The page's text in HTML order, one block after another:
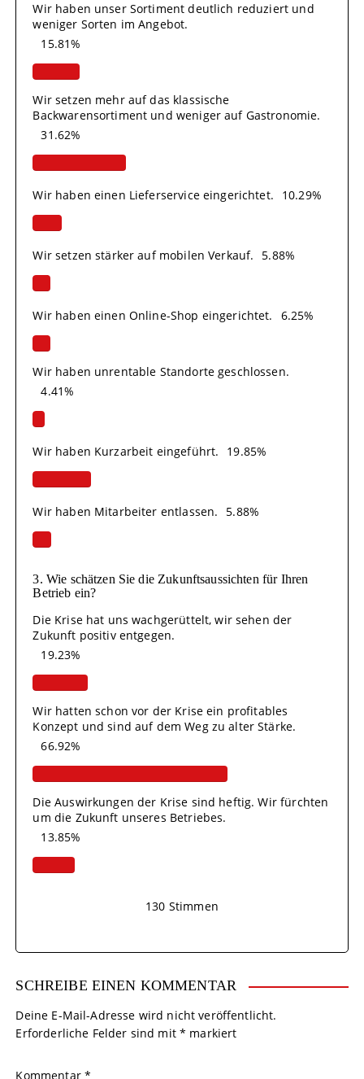
Wir haben unser Sortiment deutlich reduziert und
weniger Sorten im Angebot.
15.81%
Wir setzen mehr auf das klassische
Backwarensortiment und weniger auf Gastronomie.
31.62%
Wir haben einen Lieferservice eingerichtet. 10.29%
Wir setzen stärker auf mobilen Verkauf. 5.88%
Wir haben einen Online-Shop eingerichtet. 6.25%
Wir haben unrentable Standorte geschlossen.
4.41%
Wir haben Kurzarbeit eingeführt. 19.85%
Wir haben Mitarbeiter entlassen. 5.88%
3. Wie schätzen Sie die Zukunftsaussichten für Ihren
Betrieb ein?
Die Krise hat uns wachgerüttelt, wir sehen der
Zukunft positiv entgegen.
19.23%
Wir hatten schon vor der Krise ein profitables
Konzept und sind auf dem Weg zu alter Stärke.
66.92%
Die Auswirkungen der Krise sind heftig. Wir fürchten
um die Zukunft unseres Betriebes.
13.85%
130 Stimmen
SCHREIBE EINEN KOMMENTAR
Deine E-Mail-Adresse wird nicht veröffentlicht.
Erforderliche Felder sind mit * markiert
Kommentar *